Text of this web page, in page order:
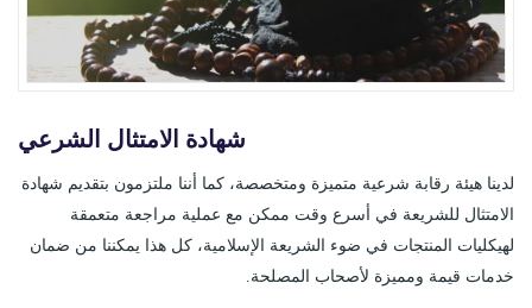
شهادة الامتثال الشرعي
لدينا هيئة رقابة شرعية متميزة ومتخصصة، كما أننا ملتزمون بتقديم شهادة
الامتثال للشريعة في أسرع وقت ممكن مع عملية مراجعة متعمقة
لهيكليات المنتجات في ضوء الشريعة الإسلامية، كل هذا يمكننا من ضمان
خدمات قيمة ومميزة لأصحاب المصلحة.